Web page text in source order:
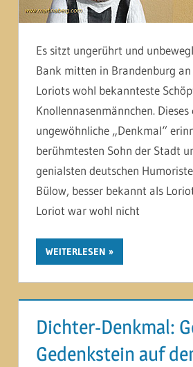
Es sitzt ungerührt und
Bank mitten in Brandenburg an
Loriots wohl bekannteste
Knollennasenmännchen. Dieses
ungewöhnliche „Denkmal“
berühmtesten Sohn der Stadt
genialsten deutschen
Bülow, besser bekannt als
Loriot war wohl nicht
WEITERLESEN
Dichter-Denkmal:
Gedenkstein auf